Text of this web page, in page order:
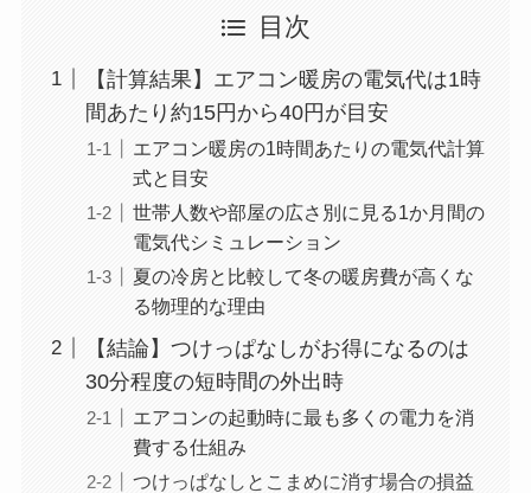
目次
【計算結果】エアコン暖房の電気代は1時
間あたり約15円から40円が目安
エアコン暖房の1時間あたりの電気代計算
式と目安
世帯人数や部屋の広さ別に見る1か月間の
電気代シミュレーション
夏の冷房と比較して冬の暖房費が高くな
る物理的な理由
【結論】つけっぱなしがお得になるのは
30分程度の短時間の外出時
エアコンの起動時に最も多くの電力を消
費する仕組み
つけっぱなしとこまめに消す場合の損益